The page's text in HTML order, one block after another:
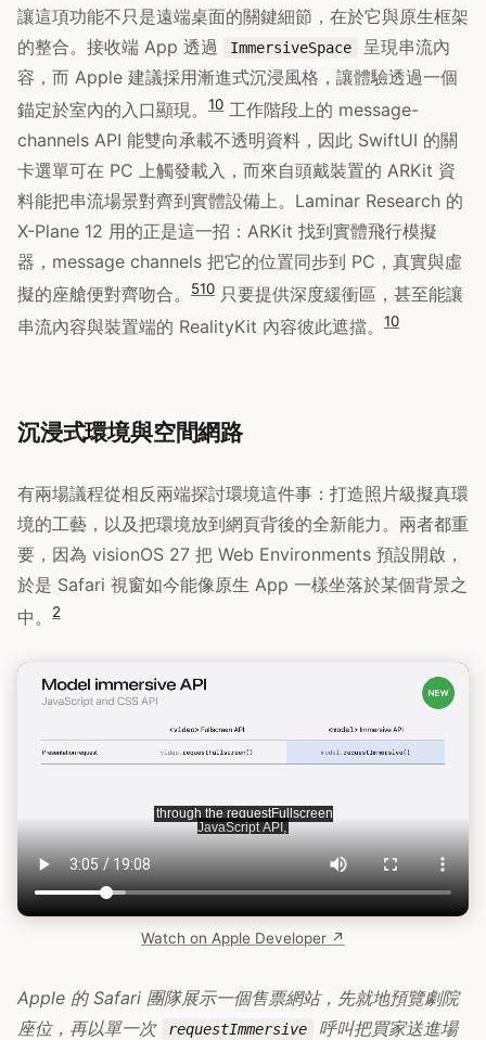
讓這項功能不只是遠端桌面的關鍵細節，在於它與原生框架
的整合。接收端 App 透過
ImmersiveSpace
呈現串流內
容，而 Apple 建議採用漸進式沉浸風格，讓體驗透過一個
錨定於室內的入口顯現。
10 工作階段上的 message-
channels API 能雙向承載不透明資料，因此 SwiftUI 的關
卡選單可在 PC 上觸發載入，而來自頭戴裝置的 ARKit 資
料能把串流場景對齊到實體設備上。Laminar Research 的
X-Plane 12 用的正是這一招：ARKit 找到實體飛行模擬
器，message channels 把它的位置同步到 PC，真實與虛
擬的座艙便對齊吻合。
510 只要提供深度緩衝區，甚至能讓
串流內容與裝置端的 RealityKit 內容彼此遮擋。
10
沉浸式環境與空間網路
有兩場議程從相反兩端探討環境這件事：打造照片級擬真環
境的工藝，以及把環境放到網頁背後的全新能力。兩者都重
要，因為 visionOS 27 把 Web Environments 預設開啟，
於是 Safari 視窗如今能像原生 App 一樣坐落於某個背景之
中。
2
Watch on Apple Developer ↗
Apple 的 Safari 團隊展示一個售票網站，先就地預覽劇院
座位，再以單一次
requestImmersive
呼叫把買家送進場